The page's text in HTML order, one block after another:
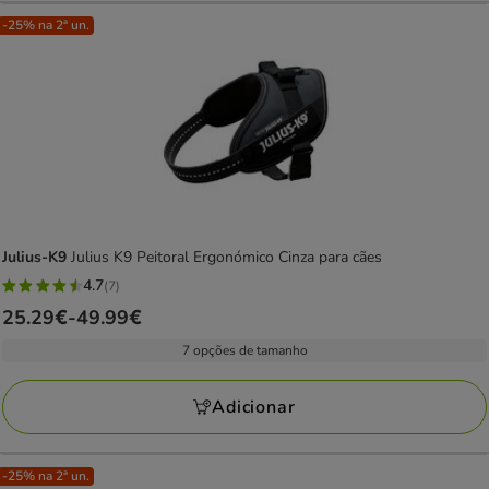
-25% na 2ª un.
Julius-K9 Julius K9 Peitoral Ergonómico Cinza para cães
4.7
estrelas
avaliações
4.7(7)
Preço
a
49.99€
25.29€-49.99€
7 opções de tamanho
Adicionar
-25% na 2ª un.